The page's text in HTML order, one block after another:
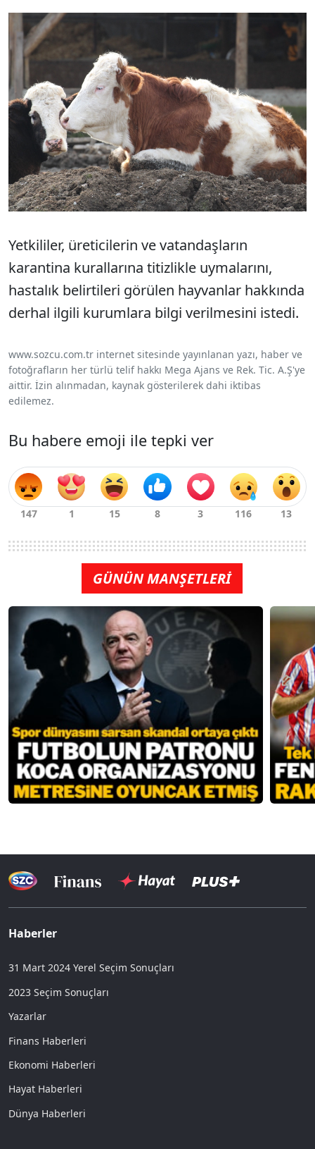
Yetkililer, üreticilerin ve vatandaşların
karantina kurallarına titizlikle uymalarını,
hastalık belirtileri görülen hayvanlar hakkında
derhal ilgili kurumlara bilgi verilmesini istedi.
www.sozcu.com.tr internet sitesinde yayınlanan yazı, haber ve
fotoğrafların her türlü telif hakkı Mega Ajans ve Rek. Tic. A.Ş'ye
aittir. İzin alınmadan, kaynak gösterilerek dahi iktibas
edilemez.
Bu habere emoji ile tepki ver
GÜNÜN MANŞETLERİ
Haberler
31 Mart 2024 Yerel Seçim Sonuçları
2023 Seçim Sonuçları
Yazarlar
Finans Haberleri
Ekonomi Haberleri
Hayat Haberleri
Dünya Haberleri